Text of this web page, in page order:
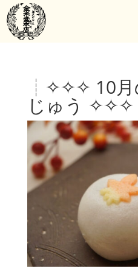
┊✧✧✧ 10月
じゅう